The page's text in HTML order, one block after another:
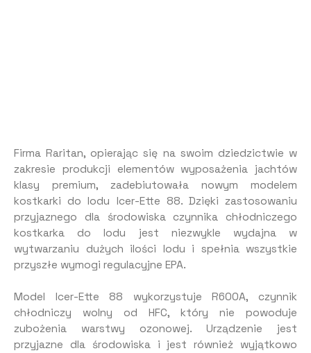
Firma Raritan, opierając się na swoim dziedzictwie w
zakresie produkcji elementów wyposażenia jachtów
klasy premium, zadebiutowała nowym modelem
kostkarki do lodu Icer-Ette 88. Dzięki zastosowaniu
przyjaznego dla środowiska czynnika chłodniczego
kostkarka do lodu jest niezwykle wydajna w
wytwarzaniu dużych ilości lodu i spełnia wszystkie
przyszłe wymogi regulacyjne EPA.
Model Icer-Ette 88 wykorzystuje R600A, czynnik
chłodniczy wolny od HFC, który nie powoduje
zubożenia warstwy ozonowej. Urządzenie jest
przyjazne dla środowiska i jest również wyjątkowo